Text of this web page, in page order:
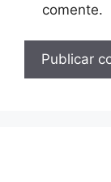
comente.